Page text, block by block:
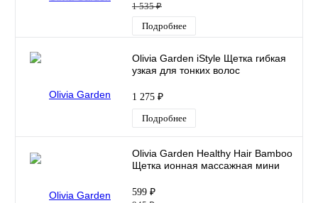
1 535 ₽
Подробнее
Olivia Garden iStyle Щетка гибкая
узкая для тонких волос
1 275 ₽
Подробнее
Olivia Garden Healthy Hair Bamboo
Щетка ионная массажная мини
599 ₽